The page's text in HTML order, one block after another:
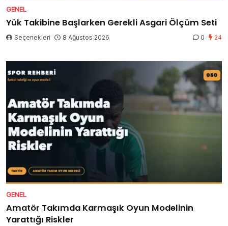
GENEL
Yük Takibine Başlarken Gerekli Asgari Ölçüm Seti
Seçenekleri 8 Ağustos 2026 0 24
GENEL
Amatör Takımda Karmaşık Oyun Modelinin
Yarattığı Riskler